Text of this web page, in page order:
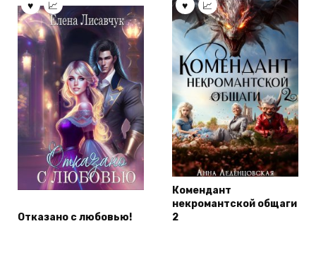
Отказано с любовью!
Комендант
некромантской общаги
2